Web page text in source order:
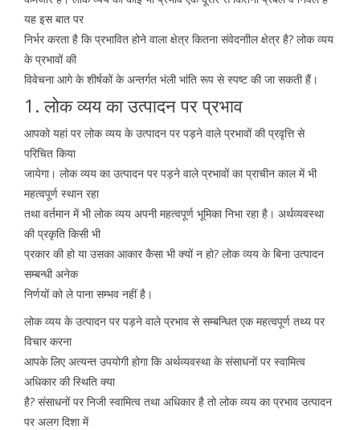
यह इस बात पर
निर्भर करता है कि प्रभावित होने वाला क्षेत्र कितना संवेदनाील क्षेत्र है? लोक व्यय
के प्रभावों की
विवेचना आगे के शीर्षकों के अन्तर्गत भंली भांति रूप से स्पष्ट की जा सकती हैं।
1. लोक व्यय का उत्पादन पर प्रभाव
आपको यहां पर लोक व्यय के उत्पादन पर पड़ने वाले प्रभावों की प्रवृत्ति से
परिचित किया
जायेगा। लोक व्यय का उत्पादन पर पड़ने वाले प्रभावों का प्राचीन काल में भी
महत्वपूर्ण स्थान रहा
तथा वर्तमान में भी लोक व्यय अपनी महत्वपूर्ण भूमिका निभा रहा है। अर्थव्यवस्था
की प्रकृति किसी भी
प्रकार की हो या उसका आकार कैसा भी क्यों न हो? लोक व्यय के बिना उत्पादन
सम्बन्धी अनेक
निर्णयों को ले पाना सम्भव नहीं है।
लोक व्यय के उत्पादन पर पड़ने वाले प्रभाव से सम्बन्धित एक महत्वपूर्ण तथ्य पर
विचार करना
आपके लिए अत्यन्त उपयोगी होगा कि अर्थव्यवस्था के संसाधनों पर स्वामित्व
अधिकार की स्थिति क्या
है? संसाधनों पर निजी स्वामित्व तथा अधिकार है तो लोक व्यय का प्रभाव उत्पादन
पर अलग दिशा में